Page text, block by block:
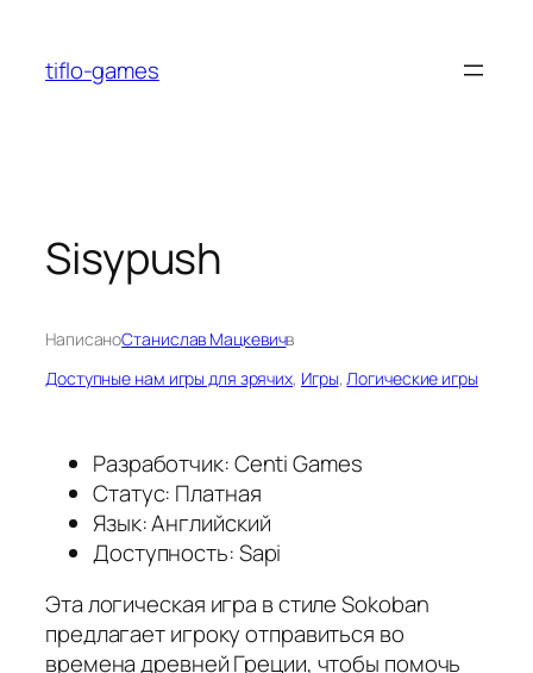
содержимому
tiflo-games
Sisypush
НаписаноСтанислав Мацкевичв
Доступные нам игры для зрячих, Игры, Логические игры
Разработчик: Centi Games
Статус: Платная
Язык: Английский
Доступность: Sapi
Эта логическая игра в стиле Sokoban
предлагает игроку отправиться во
времена древней Греции, чтобы помочь